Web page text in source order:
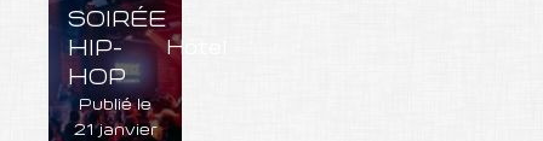
SOIRÉE
HIP-
HOP
Hôtel
Publié le
21 janvier